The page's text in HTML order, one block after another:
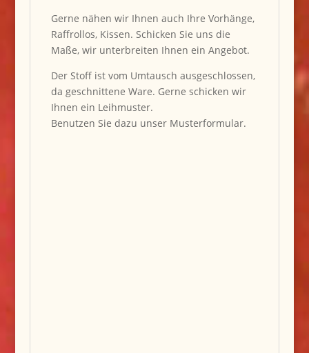
Gerne nähen wir Ihnen auch Ihre Vorhänge,
Raffrollos, Kissen. Schicken Sie uns die
Maße, wir unterbreiten Ihnen ein Angebot.
Der Stoff ist vom Umtausch ausgeschlossen,
da geschnittene Ware. Gerne schicken wir
Ihnen ein Leihmuster.
Benutzen Sie dazu unser Musterformular.